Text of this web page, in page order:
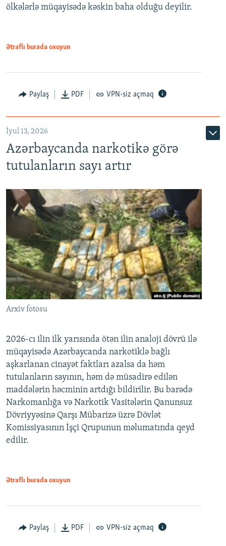
ölkələrlə müqayisədə kəskin baha olduğu deyilir.
Ətraflı burada oxuyun
Paylaş PDF VPN-siz açmaq
İyul 13, 2026
Azərbaycanda narkotikə görə
tutulanların sayı artır
Arxiv fotosu
2026-cı ilin ilk yarısında ötən ilin analoji dövrü ilə
müqayisədə Azərbaycanda narkotiklə bağlı
aşkarlanan cinayət faktları azalsa da həm
tutulanların sayının, həm də müsadirə edilən
maddələrin həcminin artdığı bildirilir. Bu barədə
Narkomanlığa və Narkotik Vasitələrin Qanunsuz
Dövriyyəsinə Qarşı Mübarizə üzrə Dövlət
Komissiyasının İşçi Qrupunun məlumatında qeyd
edilir.
Ətraflı burada oxuyun
Paylaş PDF VPN-siz açmaq